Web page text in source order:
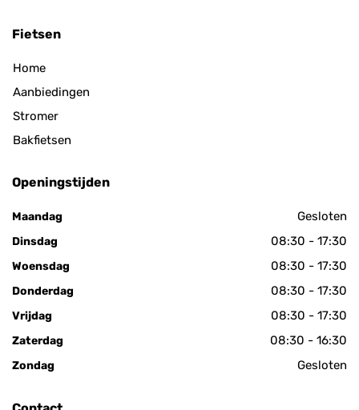
Fietsen
Home
Aanbiedingen
Stromer
Bakfietsen
Openingstijden
Maandag Gesloten
Dinsdag 08:30 - 17:30
Woensdag 08:30 - 17:30
Donderdag 08:30 - 17:30
Vrijdag 08:30 - 17:30
Zaterdag 08:30 - 16:30
Zondag Gesloten